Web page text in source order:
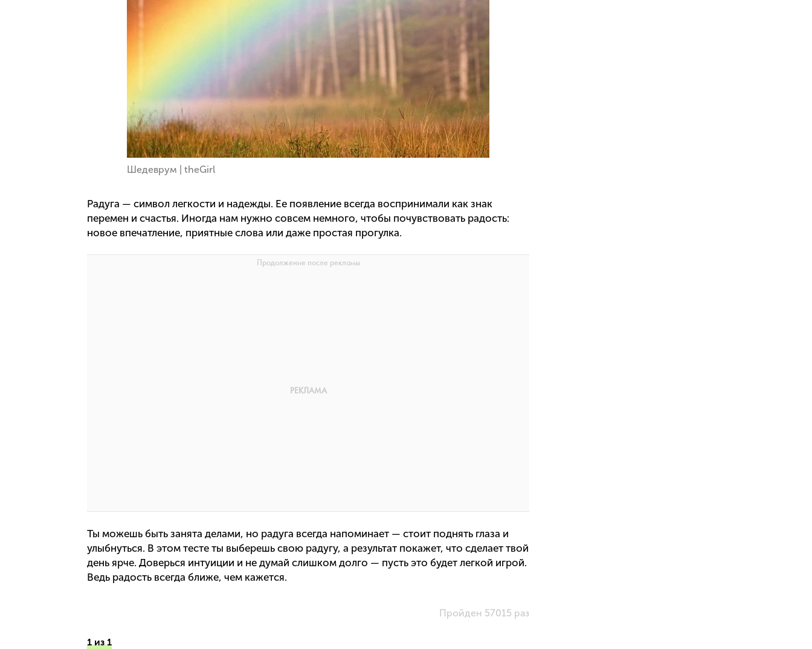
Шедеврум | theGirl
Радуга — символ легкости и надежды. Ее появление всегда воспринимали как знак
перемен и счастья. Иногда нам нужно совсем немного, чтобы почувствовать радость:
новое впечатление, приятные слова или даже простая прогулка.
Ты можешь быть занята делами, но радуга всегда напоминает — стоит поднять глаза и
улыбнуться. В этом тесте ты выберешь свою радугу, а результат покажет, что сделает твой
день ярче. Доверься интуиции и не думай слишком долго — пусть это будет легкой игрой.
Ведь радость всегда ближе, чем кажется.
Пройден 57015 раз
1 из 1